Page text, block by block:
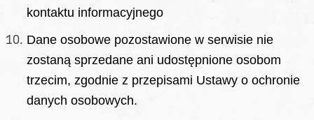
kontaktu informacyjnego
Dane osobowe pozostawione w serwisie nie
zostaną sprzedane ani udostępnione osobom
trzecim, zgodnie z przepisami Ustawy o ochronie
danych osobowych.